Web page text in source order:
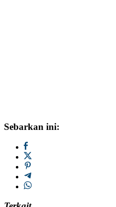
Sebarkan ini: